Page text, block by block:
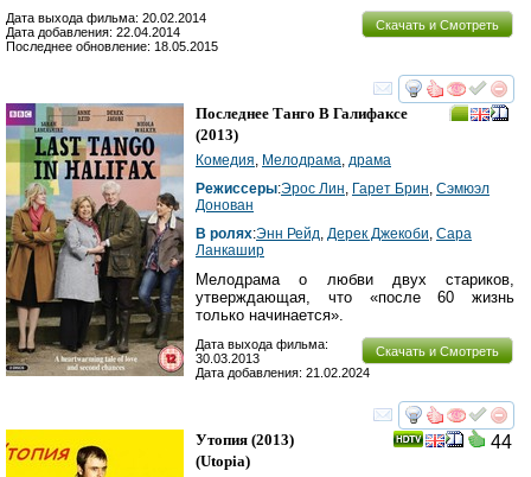
Скачать и Смотреть
Дата выхода фильма: 20.02.2014
Дата добавления: 22.04.2014
Последнее обновление: 18.05.2015
смотреть
Последнее Танго В Галифаксе
(2013)
Комедия, Мелодрама, драма
Режиссеры:Эрос Лин, Гарет Брин, Сэмюэл
Донован
В ролях:Энн Рейд, Дерек Джекоби, Сара
Ланкашир
Мелодрама о любви двух стариков,
утверждающая, что «после 60 жизнь
только начинается».
Скачать и Смотреть
Дата выхода фильма:
30.03.2013
Дата добавления: 21.02.2024
смотреть
44
Утопия (2013)
(Utopia)